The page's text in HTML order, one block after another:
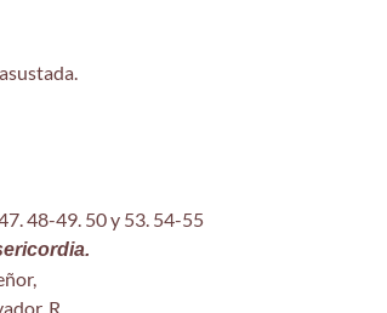
48-49. 50 y 53. 54-55
R.